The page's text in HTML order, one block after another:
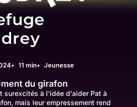
11 min Jeunesse
du girafon
surexcités à l'idée d'aider Pat à
mais leur empressement rend